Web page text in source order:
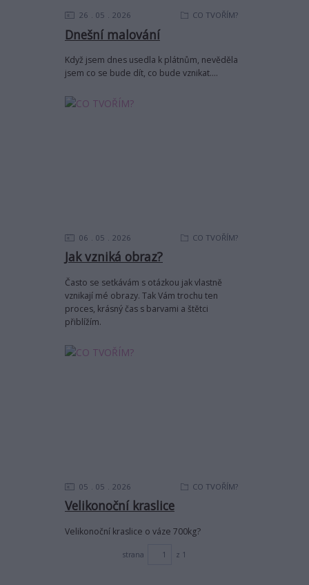
Dnešní malování
26 05 2026 CO TVOŘÍM?
Když jsem dnes usedla k plátnům, nevěděla
jsem co se bude dít, co bude vznikat....
Jak vzniká obraz?
06 05 2026 CO TVOŘÍM?
Často se setkávám s otázkou jak vlastně
vznikají mé obrazy. Tak Vám trochu ten
proces, krásný čas s barvami a štětci
přiblížím.
Velikonoční kraslice
05 05 2026 CO TVOŘÍM?
Velikonoční kraslice o váze 700kg?
strana z 1